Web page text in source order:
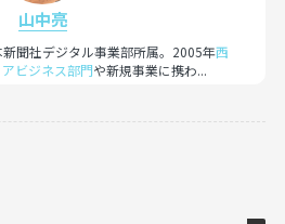
山中亮
聞社デジタル事業部所属。2005年西
アビジネス部門や新規事業に携わ...